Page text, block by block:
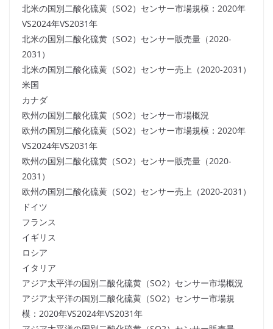
北米の国別二酸化硫黄（SO2）センサー市場規模：2020年
VS2024年VS2031年
北米の国別二酸化硫黄（SO2）センサー販売量（2020-
2031）
北米の国別二酸化硫黄（SO2）センサー売上（2020-2031）
米国
カナダ
欧州の国別二酸化硫黄（SO2）センサー市場概況
欧州の国別二酸化硫黄（SO2）センサー市場規模：2020年
VS2024年VS2031年
欧州の国別二酸化硫黄（SO2）センサー販売量（2020-
2031）
欧州の国別二酸化硫黄（SO2）センサー売上（2020-2031）
ドイツ
フランス
イギリス
ロシア
イタリア
アジア太平洋の国別二酸化硫黄（SO2）センサー市場概況
アジア太平洋の国別二酸化硫黄（SO2）センサー市場規
模：2020年VS2024年VS2031年